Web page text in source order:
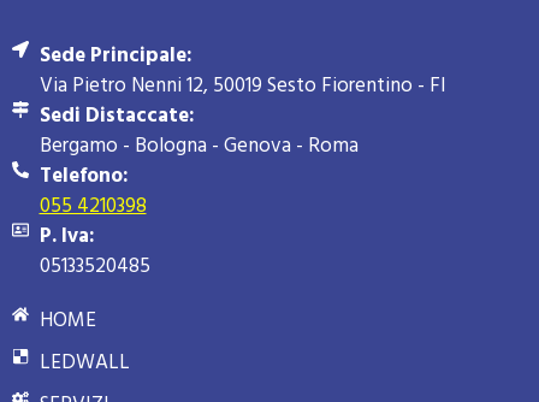
Sede Principale:
Via Pietro Nenni 12, 50019 Sesto Fiorentino - FI
Sedi Distaccate:
Bergamo - Bologna - Genova - Roma
Telefono:
055 4210398
P. Iva:
05133520485
HOME
LEDWALL